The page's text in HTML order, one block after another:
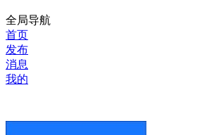
全局导航
首页
发布
消息
我的